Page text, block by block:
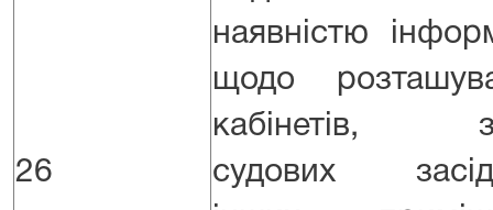
26
наявністю
щодо
кабінетів,
судових